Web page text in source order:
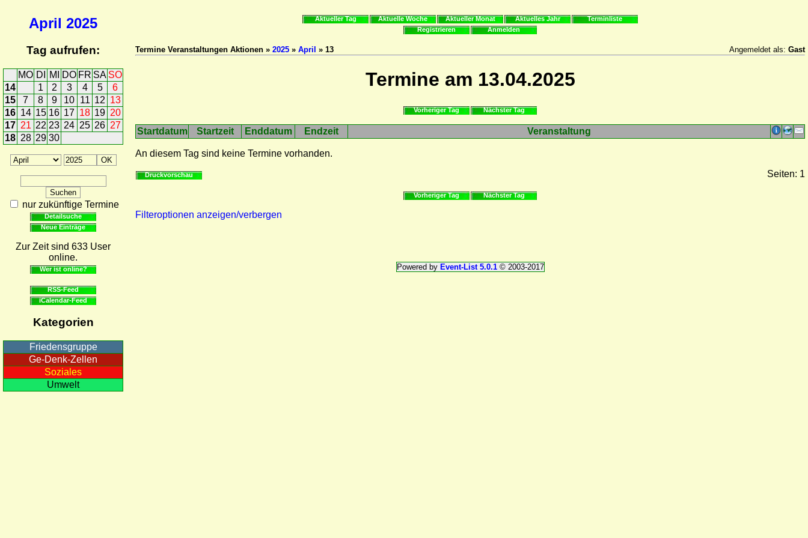
April 2025
Tag aufrufen:
MO DI MI DO FR SA SO
14
1 2 3 4 5
6
15
7 8 9 10 11 12 13
16 14 15 16 17 18 19 20
17 21 22 23 24 25 26 27
18 28 29 30
nur zukünftige Termine
Detailsuche
Neue Einträge
Zur Zeit sind 633 User
online.
Wer ist online?
RSS-Feed
iCalendar-Feed
Kategorien
Friedensgruppe
Ge-Denk-Zellen
Soziales
Umwelt
Aktueller Tag Aktuelle Woche Aktueller Monat Aktuelles Jahr
Terminliste
Registrieren
Anmelden
Termine Veranstaltungen Aktionen » 2025 » April » 13 Angemeldet als: Gast
Termine am 13.04.2025
Vorheriger Tag Nächster Tag
Startdatum Startzeit Enddatum Endzeit Veranstaltung
An diesem Tag sind keine Termine vorhanden.
Druckvorschau Seiten: 1
Vorheriger Tag Nächster Tag
Filteroptionen anzeigen/verbergen
Powered by Event-List 5.0.1© 2003-2017